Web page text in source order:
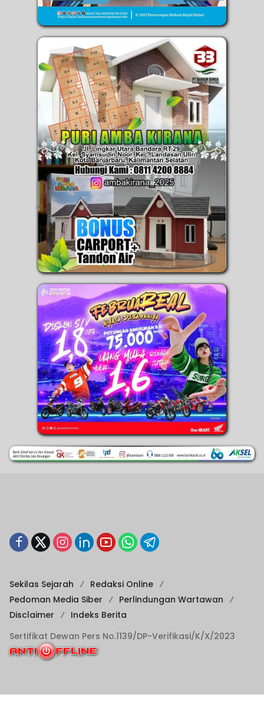
Sekilas Sejarah
Redaksi Online
Pedoman Media Siber
Perlindungan Wartawan
Disclaimer
Indeks Berita
Sertifikat Dewan Pers No.1139/DP-Verifikasi/K/X/2023